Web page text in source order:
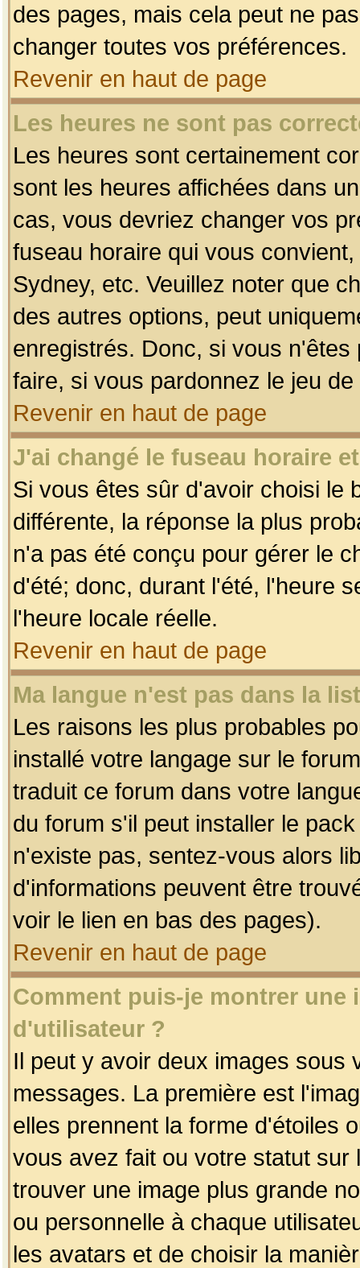
des pages, mais cela peut ne
changer toutes vos préférences.
Revenir en haut de page
Les heures ne sont pas
Les heures sont certainement
sont les heures affichées dans
cas, vous devriez changer vos
fuseau horaire qui vous
Sydney, etc. Veuillez noter que
des autres options, peut
enregistrés. Donc, si vous
faire, si vous pardonnez le jeu
Revenir en haut de page
J'ai changé le fuseau horaire
Si vous êtes sûr d'avoir choisi le
différente, la réponse la plus
n'a pas été conçu pour gérer le
d'été; donc, durant l'été, l'heure
l'heure locale réelle.
Revenir en haut de page
Ma langue n'est pas dans la
Les raisons les plus probables
installé votre langage sur le
traduit ce forum dans votre
du forum s'il peut installer le
n'existe pas, sentez-vous alors
d'informations peuvent être
voir le lien en bas des pages).
Revenir en haut de page
Comment puis-je montrer une
d'utilisateur ?
Il peut y avoir deux images sous
messages. La première est
elles prennent la forme d'étoiles
vous avez fait ou votre statut
trouver une image plus grande
ou personnelle à chaque
les avatars et de choisir la